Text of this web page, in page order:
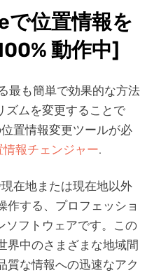
で位置情報を
動作中]
最も簡単で効果的な方法
ズムを変更することで
置情報変更ツールが必
報チェンジャー.
在地または現在地以外
作する、プロフェッショ
ソフトウェアです。この
界中のさまざまな地域間
質な情報への迅速なアク